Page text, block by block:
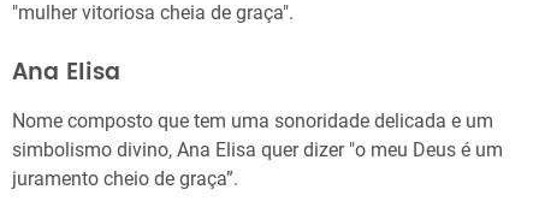
"mulher vitoriosa cheia de graça".
Ana Elisa
Nome composto que tem uma sonoridade delicada e um
simbolismo divino, Ana Elisa quer dizer "o meu Deus é um
juramento cheio de graça”.